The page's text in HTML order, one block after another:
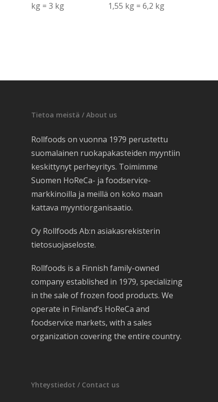
kg = 3 kg
1,55 kg = 6,2 kg
Tietoa meistä / About us
Rollfoods on vuonna 1979 perustettu
suomalainen ruokapakasteiden myyntiin
keskittynyt perheyritys. Toimimme
Suomen HoReCa- ja foodservice-
markkinoilla ja meillä on koko maan
kattava myyntiorganisaatio.
Oy Rollfoods Ab:n asiakasrekisterin
tietosuojaseloste.
Rollfoods is a Finnish family-owned
company established in 1979, specializing
in the sale of frozen food products. We
operate in Finland’s HoReCa and
foodservice markets, with a sales
organization covering the entire country.
Yhteystiedot / Contact us